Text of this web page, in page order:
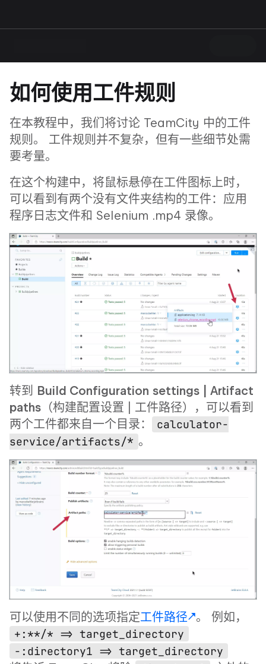
如何使用工件规则
在本教程中，我们将讨论 TeamCity 中的工件
规则。 工件规则并不复杂，但有一些细节处需
要考量。
在这个构建中，将鼠标悬停在工件图标上时，
可以看到有两个没有文件夹结构的工件：应用
程序日志文件和 Selenium .mp4 录像。
转到 Build Configuration settings | Artifact
paths （构建配置设置 | 工件路径），可以看到
两个工件都来自一个目录：
calculator-
service/artifacts/* 。
可以使用不同的选项指定工件路径 。 例如，
+:**/* => target_directory
-:directory1 => target_directory